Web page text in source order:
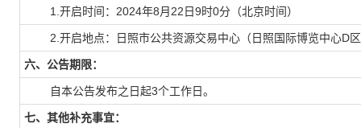
1.开启时间：2024年8月22日9时0分（北京时间）
2.开启地点：日照市公共资源交易中心（日照国际博览中心D区
六、公告期限：
自本公告发布之日起3个工作日。
七、其他补充事宜：